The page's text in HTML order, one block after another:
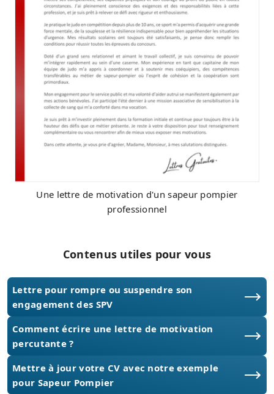
Une lettre de motivation d'un sapeur pompier
professionnel
Contenus utiles pour vous
Lettre pour rompre ou suspendre son
engagement des SPV
Comment écrire une lettre de motivation
percutante ?
Mettre à jour votre CV avec notre exemple
pour Sapeur Pompier